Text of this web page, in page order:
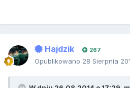
Hajdzik 267
Opublikowano 28 Sierpnia